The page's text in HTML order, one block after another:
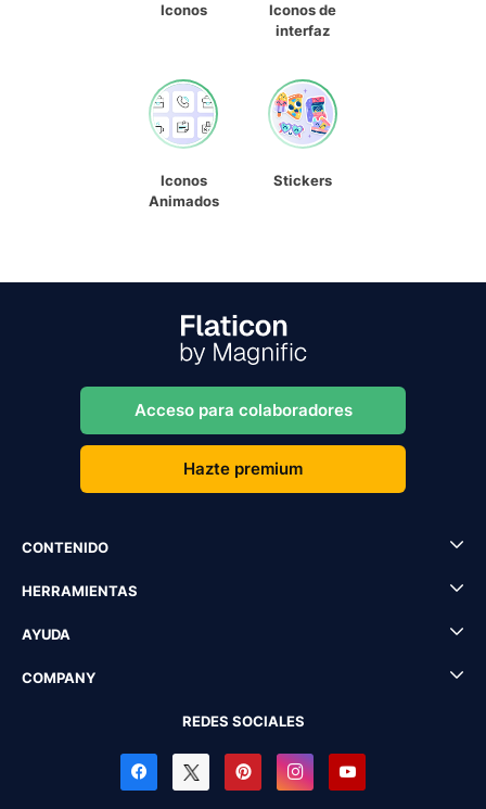
Iconos
Iconos de
interfaz
Iconos
Animados
Stickers
Acceso para colaboradores
Hazte premium
CONTENIDO
HERRAMIENTAS
AYUDA
COMPANY
REDES SOCIALES